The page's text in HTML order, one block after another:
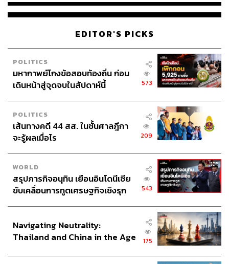
เพิ่มความชุ่มชื้นให้ผิว ใช้แต่งผิวให้สวยงามได้ทุกวัน
Urban Decay Naked Skin Glow Cushion(รีฟีล 1,200
บาท) คุชชันตลับนี้ให้ผลลัพธ์เนื้อแมตต์ เหมาะกับใครที่มี
ปัญหาผิวหน้ามัน แต่อยากได้ผิวที่ฉ่ำนิดๆ ดูโกลวหน่อยๆ แถม
ยังปกปิดเริ่ดได้ทุกระดับ ติดทน 18 ชั่วโมง
EDITOR'S PICKS
POLITICS
มหากาพย์โกงข้อสอบท้องถิ่น ก่อน
เดินหน้าสู่จุดจบในสัปดาห์นี้
573
POLITICS
เส้นทางคดี 44 สส. ในชั้นศาลฎีกา
จะรู้ผลเมื่อไร
209
WORLD
สรุปภารกิจอนุทิน เยือนอินโดนีเซีย
ขับเคลื่อนการทูตเศรษฐกิจเชิงรุก
543
Navigating Neutrality:
Thailand and China in the Age
175